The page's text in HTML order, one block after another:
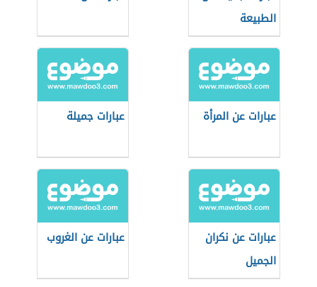
الطبيعة
عبارات عن المرأة عبارات جميلة
عبارات عن نكران
الجميل
عبارات عن الغروب